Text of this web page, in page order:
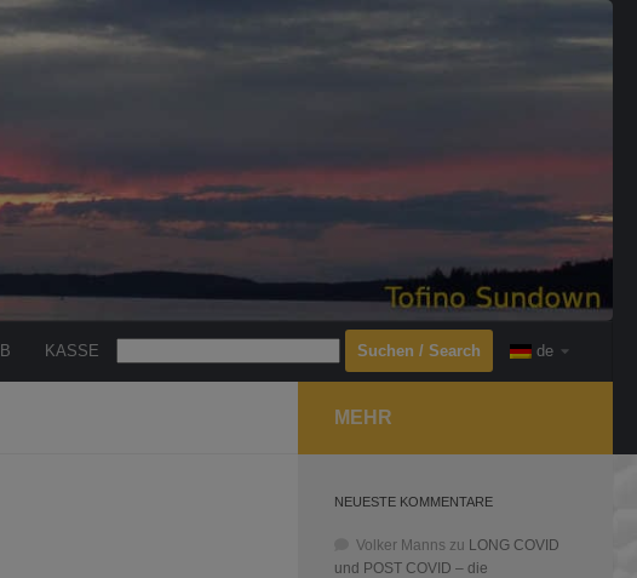
KASSE
Search
de
MEHR
NEUESTE KOMMENTARE
Volker Manns zu LONG COVID
und POST COVID – die